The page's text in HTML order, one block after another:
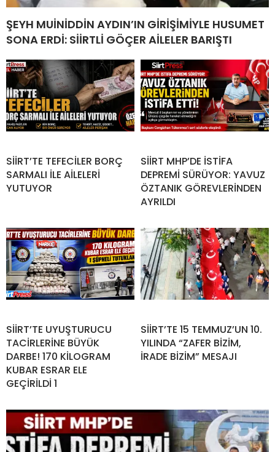
ŞEYH MUİNİDDİN AYDIN’IN GİRİŞİMİYLE HUSUMET
SONA ERDİ: SİİRTLİ GÖÇER AİLELER BARIŞTI
SİİRT’TE TEFECİLER BORÇ
SARMALI İLE AİLELERİ
YUTUYOR
SİİRT MHP’DE İSTİFA
DEPREMİ SÜRÜYOR: YAVUZ
ÖZTANIK GÖREVLERİNDEN
AYRILDI
SİİRT’TE UYUŞTURUCU
TACİRLERİNE BÜYÜK
DARBE! 170 KİLOGRAM
KUBAR ESRAR ELE
GEÇİRİLDİ 1
SİİRT’TE 15 TEMMUZ’UN 10.
YILINDA “ZAFER BİZİM,
İRADE BİZİM” MESAJI